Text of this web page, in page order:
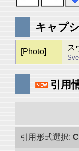
キャプ
[Photo] ス
引用
引用形式選択: